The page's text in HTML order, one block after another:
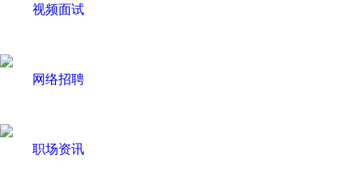
视频面试
网络招聘
职场资讯